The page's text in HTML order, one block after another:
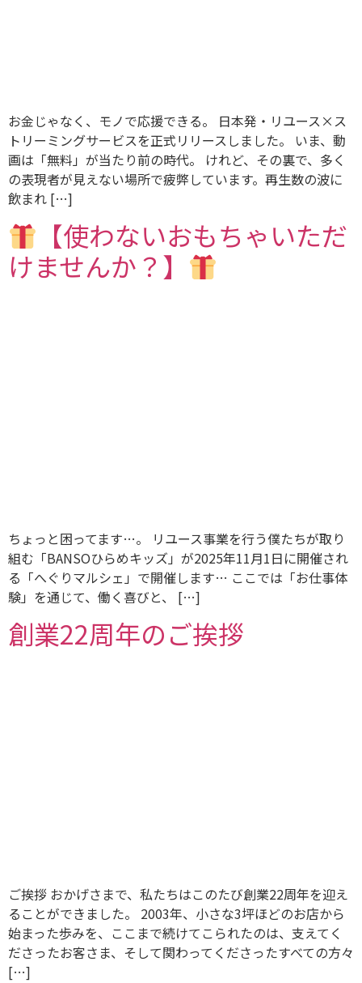
お金じゃなく、モノで応援できる。 日本発・リユース×ス
トリーミングサービスを正式リリースしました。 いま、動
画は「無料」が当たり前の時代。 けれど、その裏で、多く
の表現者が見えない場所で疲弊しています。再生数の波に
飲まれ […]
【使わないおもちゃいただ
けませんか？】
ちょっと困ってます…。 リユース事業を行う僕たちが取り
組む「BANSOひらめキッズ」が2025年11月1日に開催され
る「へぐりマルシェ」で開催します… ここでは「お仕事体
験」を通じて、働く喜びと、 […]
創業22周年のご挨拶
ご挨拶 おかげさまで、私たちはこのたび創業22周年を迎え
ることができました。 2003年、小さな3坪ほどのお店から
始まった歩みを、ここまで続けてこられたのは、支えてく
ださったお客さま、そして関わってくださったすべての方々
[…]